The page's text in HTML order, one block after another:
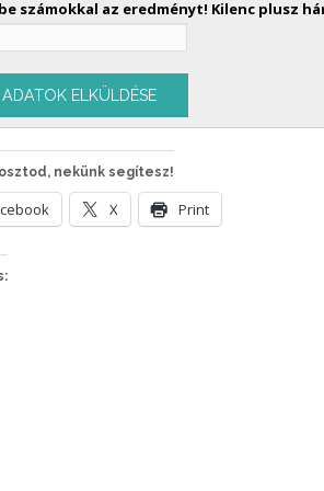
számokkal az eredményt! Kilenc plusz
nekünk segítesz!
X Print